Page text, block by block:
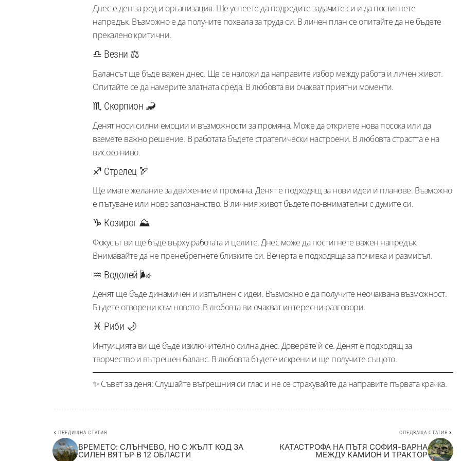
Днес е ден за ред и организация. Ще успеете да подредите задачите си и да постигнете
напредък. Възможно е да получите похвала за труда си. В личен план се опитайте да не бъдете
прекалено критични.
♎ Везни ⚖️
Балансът ще бъде важен днес. Ще се наложи да направите избор между работа и личен живот.
Опитайте се да намерите златната среда. В любовта ви очакват приятни моменти.
♏ Скорпион 🦂
Денят носи силни емоции и възможности за промяна. Може да откриете нова посока или да
вземете важно решение. В работата бъдете стратегически настроени. В любовта страстта е на
високо ниво.
♐ Стрелец 🏹
Ще имате желание за движение и промяна. Денят е подходящ за нови идеи и планове. Възможно
е пътуване или ново запознанство. В личния живот бъдете по-внимателни с думите си.
♑ Козирог ⛰️
Фокусът ви ще бъде върху работата и целите. Днес може да постигнете важен напредък.
Внимавайте да не пренебрегнете близките си. Вечерта е подходяща за почивка и размисъл.
♒ Водолей 🌬️
Денят ще бъде динамичен и изпълнен с идеи. Възможно е да получите неочаквана възможност.
Бъдете отворени към новото. В любовта ви очакват интересни разговори.
♓ Риби 🌙
Интуицията ви ще бъде изключително силна днес. Доверете ѝ се. Денят е подходящ за
творчество и вътрешен баланс. В любовта бъдете искрени и ще получите същото.
✨ Съвет за деня: Слушайте вътрешния си глас и не се страхувайте да направите първата крачка.
ПРЕДИШНА СТАТИЯ
ВРЕМЕТО: СЛЪНЧЕВО, НО С ЖЪЛТ КОД ЗА
СИЛЕН ВЯТЪР В 12 ОБЛАСТИ
СЛЕДВАЩА СТАТИЯ
КАТАСТРОФА НА ПЪТЯ СОФИЯ-ВАРНА
МЕЖДУ КАМИОН И ТРАКТОР